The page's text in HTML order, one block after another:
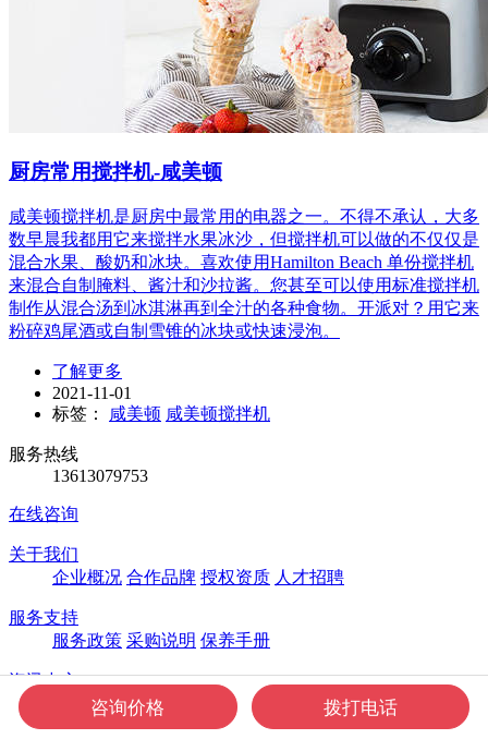
厨房常用搅拌机-咸美顿
咸美顿搅拌机是厨房中最常用的电器之一。不得不承认，大多
数早晨我都用它来搅拌水果冰沙，但搅拌机可以做的不仅仅是
混合水果、酸奶和冰块。喜欢使用Hamilton Beach 单份搅拌机
来混合自制腌料、酱汁和沙拉酱。您甚至可以使用标准搅拌机
制作从混合汤到冰淇淋再到全汁的各种食物。开派对？用它来
粉碎鸡尾酒或自制雪锥的冰块或快速浸泡。
了解更多
2021-11-01
标签：
咸美顿 咸美顿搅拌机
服务热线
13613079753
在线咨询
关于我们
企业概况 合作品牌 授权资质 人才招聘
服务支持
服务政策 采购说明 保养手册
资讯中心
新闻公告 展会交流 采购攻略 行业资讯
咨询价格 拨打电话